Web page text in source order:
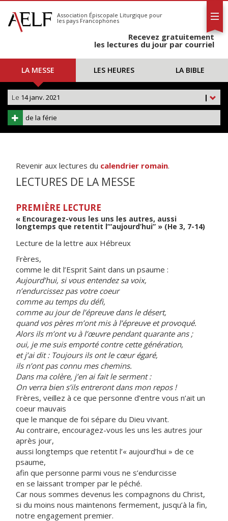
S'abonner
Calendrier
Association Épiscopale Liturgique pour
les pays Francophones
Recevez gratuitement
les lectures du jour par courriel
LA MESSE LES HEURES LA BIBLE
|
Le 14 janv. 2021
de la férie
Revenir aux lectures du calendrier romain.
LECTURES DE LA MESSE
PREMIÈRE LECTURE
« Encouragez-vous les uns les autres, aussi
longtemps que retentit l’“aujourd’hui” » (He 3, 7-14)
Lecture de la lettre aux Hébreux
Frères,
comme le dit l’Esprit Saint dans un psaume :
Aujourd’hui, si vous entendez sa voix,
n’endurcissez pas votre coeur
comme au temps du défi,
comme au jour de l’épreuve dans le désert,
quand vos pères m’ont mis à l’épreuve et provoqué.
Alors ils m’ont vu à l’œuvre pendant quarante ans ;
oui, je me suis emporté contre cette génération,
et j’ai dit : Toujours ils ont le cœur égaré,
ils n’ont pas connu mes chemins.
Dans ma colère, j’en ai fait le serment :
On verra bien s’ils entreront dans mon repos !
Frères, veillez à ce que personne d’entre vous n’ait un
coeur mauvais
que le manque de foi sépare du Dieu vivant.
Au contraire, encouragez-vous les uns les autres jour
après jour,
aussi longtemps que retentit l’« aujourd’hui » de ce
psaume,
afin que personne parmi vous ne s’endurcisse
en se laissant tromper par le péché.
Car nous sommes devenus les compagnons du Christ,
si du moins nous maintenons fermement, jusqu’à la fin,
notre engagement premier.